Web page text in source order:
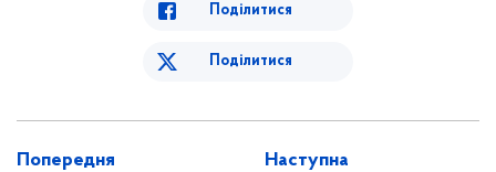
Поділитися
Поділитися
Попередня Наступна